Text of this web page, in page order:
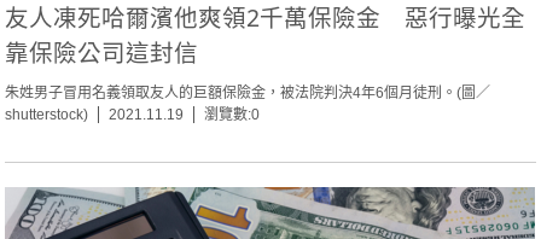
友人凍死哈爾濱他爽領2千萬保險金 惡行曝光全
靠保險公司這封信
朱姓男子冒用名義領取友人的巨額保險金，被法院判決4年6個月徒刑。(圖／
shutterstock)
2021.11.19 瀏覽數:0